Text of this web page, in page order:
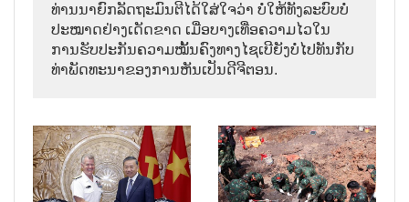
ທ່ານນາຍົກລັດຖະມົນຕີໄດ້ໃສ່ໃຈວ່າ ບໍ່ໃຫ້ທັງລະບົບບໍ່
ປະໝາດຢ່າງເດັດຂາດ ເມື່ອບາງເທື່ອຄວາມໄວໃນ
ການຮັບປະກັນຄວາມໝັ້ນຄົງທາງໄຊເບີຍັງບໍ່ໄປທັນກັບ
ທ່າພັດທະນາຂອງການຫັນເປັນດີຈີຕອນ.